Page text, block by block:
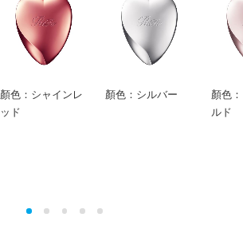
顏色：シャインレ
ッド
顏色：シルバー
顏色
ルド